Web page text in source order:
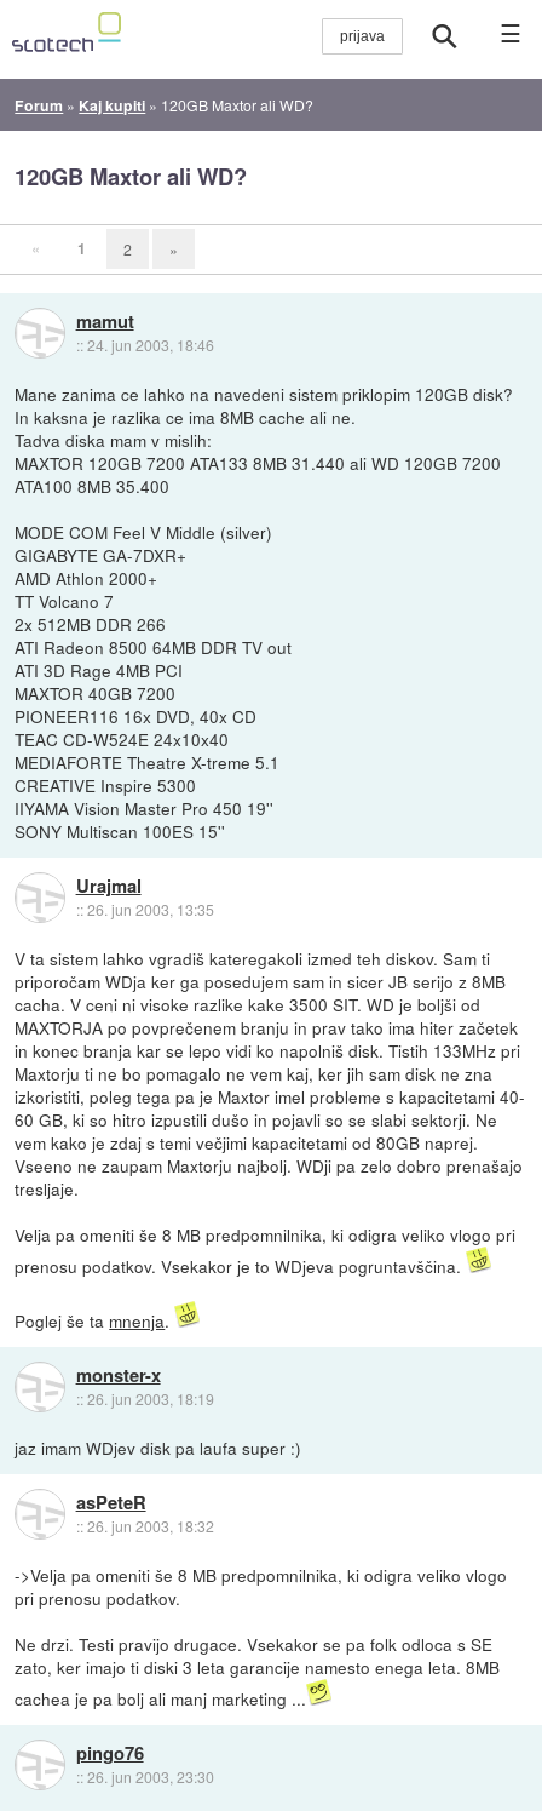
☰
Forum » Kaj kupiti » 120GB Maxtor ali WD?
120GB Maxtor ali WD?
« 1 2 »
mamut
::24. jun 2003, 18:46
Mane zanima ce lahko na navedeni sistem priklopim 120GB disk?
In kaksna je razlika ce ima 8MB cache ali ne.
Tadva diska mam v mislih:
MAXTOR 120GB 7200 ATA133 8MB 31.440 ali WD 120GB 7200
ATA100 8MB 35.400
MODE COM Feel V Middle (silver)
GIGABYTE GA-7DXR+
AMD Athlon 2000+
TT Volcano 7
2x 512MB DDR 266
ATI Radeon 8500 64MB DDR TV out
ATI 3D Rage 4MB PCI
MAXTOR 40GB 7200
PIONEER116 16x DVD, 40x CD
TEAC CD-W524E 24x10x40
MEDIAFORTE Theatre X-treme 5.1
CREATIVE Inspire 5300
IIYAMA Vision Master Pro 450 19''
SONY Multiscan 100ES 15''
Urajmal
::26. jun 2003, 13:35
V ta sistem lahko vgradiš kateregakoli izmed teh diskov. Sam ti
priporočam WDja ker ga posedujem sam in sicer JB serijo z 8MB
cacha. V ceni ni visoke razlike kake 3500 SIT. WD je boljši od
MAXTORJA po povprečenem branju in prav tako ima hiter začetek
in konec branja kar se lepo vidi ko napolniš disk. Tistih 133MHz pri
Maxtorju ti ne bo pomagalo ne vem kaj, ker jih sam disk ne zna
izkoristiti, poleg tega pa je Maxtor imel probleme s kapacitetami 40-
60 GB, ki so hitro izpustili dušo in pojavli so se slabi sektorji. Ne
vem kako je zdaj s temi večjimi kapacitetami od 80GB naprej.
Vseeno ne zaupam Maxtorju najbolj. WDji pa zelo dobro prenašajo
tresljaje.
Velja pa omeniti še 8 MB predpomnilnika, ki odigra veliko vlogo pri
prenosu podatkov. Vsekakor je to WDjeva pogruntavščina.
Poglej še ta mnenja.
monster-x
::26. jun 2003, 18:19
jaz imam WDjev disk pa laufa super :)
asPeteR
::26. jun 2003, 18:32
->Velja pa omeniti še 8 MB predpomnilnika, ki odigra veliko vlogo
pri prenosu podatkov.
Ne drzi. Testi pravijo drugace. Vsekakor se pa folk odloca s SE
zato, ker imajo ti diski 3 leta garancije namesto enega leta. 8MB
cachea je pa bolj ali manj marketing ...
pingo76
::26. jun 2003, 23:30